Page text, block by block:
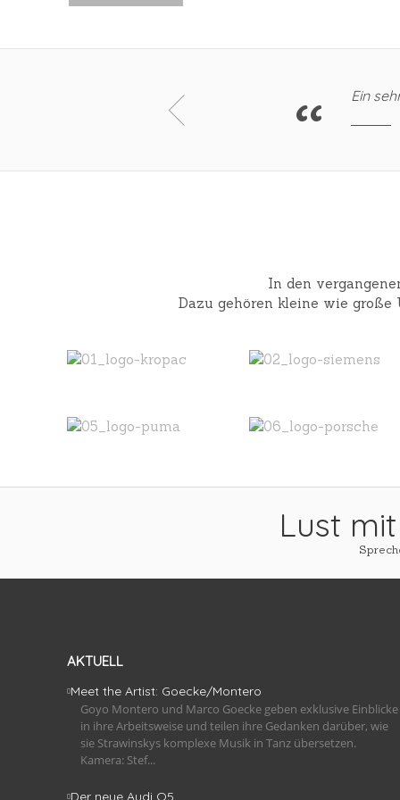
Ein
In den
Dazu gehören kleine wie große
Lust
AKTUELL
Meet the Artist: Goecke/Montero
Goyo Montero und Marco Goecke geben exklusive Einblicke
in ihre Arbeitsweise und teilen ihre Gedanken darüber, wie
sie Strawinskys komplexe Musik in Tanz übersetzen.
Kamera: Stef...
Der neue Audi Q5